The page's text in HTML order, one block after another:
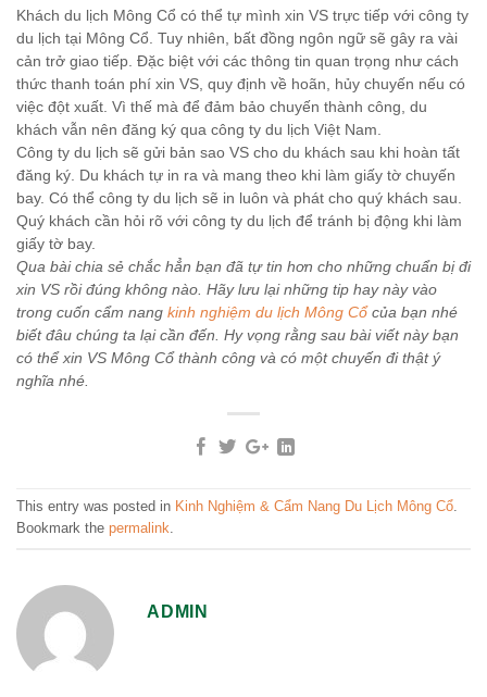
Khách du lịch Mông Cổ có thể tự mình xin VS trực tiếp với công ty
du lịch tại Mông Cổ. Tuy nhiên, bất đồng ngôn ngữ sẽ gây ra vài
cản trở giao tiếp. Đặc biệt với các thông tin quan trọng như cách
thức thanh toán phí xin VS, quy định về hoãn, hủy chuyến nếu có
việc đột xuất. Vì thế mà để đảm bảo chuyến thành công, du
khách vẫn nên đăng ký qua công ty du lịch Việt Nam.
Công ty du lịch sẽ gửi bản sao VS cho du khách sau khi hoàn tất
đăng ký. Du khách tự in ra và mang theo khi làm giấy tờ chuyến
bay. Có thể công ty du lịch sẽ in luôn và phát cho quý khách sau.
Quý khách cần hỏi rõ với công ty du lịch để tránh bị động khi làm
giấy tờ bay.
Qua bài chia sẻ chắc hẳn bạn đã tự tin hơn cho những chuẩn bị đi
xin VS rồi đúng không nào. Hãy lưu lại những tip hay này vào
trong cuốn cẩm nang kinh nghiệm du lịch Mông Cổcủa bạn nhé
biết đâu chúng ta lại cần đến. Hy vọng rằng sau bài viết này bạn
có thể xin VS Mông Cổ thành công và có một chuyến đi thật ý
nghĩa nhé.
This entry was posted in Kinh Nghiệm & Cẩm Nang Du Lịch Mông Cổ.
Bookmark the permalink.
ADMIN